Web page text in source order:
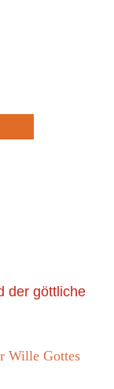
Wille Gottes